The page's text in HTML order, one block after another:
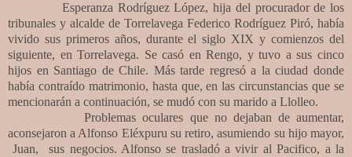
Esperanza Rodríguez López, hija del procurador de los
tribunales y alcalde de Torrelavega Federico Rodríguez Piró, había
vivido sus primeros años, durante el siglo XIX y comienzos del
siguiente, en Torrelavega. Se casó en Rengo, y tuvo a sus cinco
hijos en Santiago de Chile. Más tarde regresó a la ciudad donde
había contraído matrimonio, hasta que, en las circunstancias que se
mencionarán a continuación, se mudó con su marido a Llolleo.
Problemas oculares que no dejaban de aumentar,
aconsejaron a Alfonso Eléxpuru su retiro, asumiendo su hijo mayor,
Juan, sus negocios. Alfonso se trasladó a vivir al Pacifico, a la